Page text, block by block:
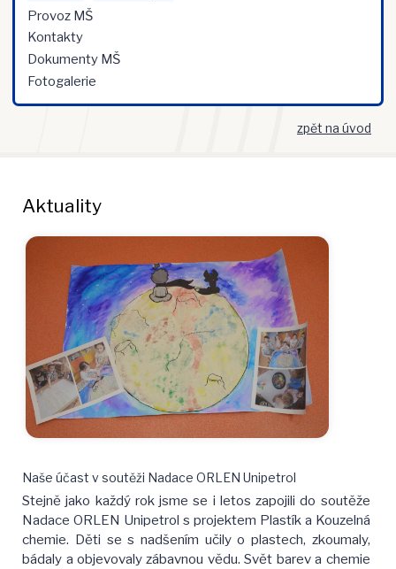
Provoz MŠ
Kontakty
Dokumenty MŠ
Fotogalerie
zpět na úvod
Aktuality
Naše účast v soutěži Nadace ORLEN Unipetrol
Stejně jako každý rok jsme se i letos zapojili do soutěže
Nadace ORLEN Unipetrol s projektem Plastík a Kouzelná
chemie. Děti se s nadšením učily o plastech, zkoumaly,
bádaly a objevovaly zábavnou vědu. Svět barev a chemie